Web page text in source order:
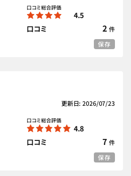
口コミ総合評価
4.5
口コミ
2 件
保存
更新日: 2026/07/23
口コミ総合評価
4.8
口コミ
7 件
保存